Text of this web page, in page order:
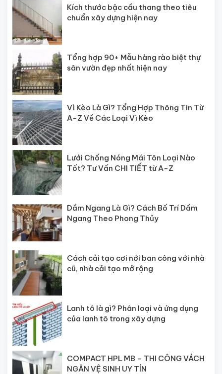
Kích thước bậc cầu thang theo tiêu
chuẩn xây dựng hiện nay
Tổng hợp 90+ Mẫu hàng rào biệt thự
sân vườn đẹp nhất hiện nay
Vì Kèo Là Gì? Tổng Hợp Thông Tin Từ
A-Z Về Các Loại Vì Kèo
Lưới Chống Nóng Mái Tôn Loại Nào
Tốt? Tư Vấn CHI TIẾT từ A-Z
Dầm Ngang Là Gì? Cách Bố Trí Dầm
Ngang Theo Phong Thủy
Cách cải tạo cơi nới ban công với nhà
cũ, nhà cải tạo mở rộng
Lanh tô là gì? Phân loại và ứng dụng
của lanh tô trong xây dựng
COMPACT HPL MB – THI CÔNG VÁCH
NGĂN VỆ SINH UY TÍN